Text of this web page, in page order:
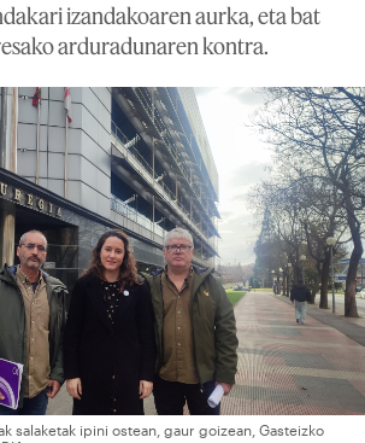
izandakoaren aurka, eta bat
arduradunaren kontra.
salaketak ipini ostean, gaur goizean, Gasteizko